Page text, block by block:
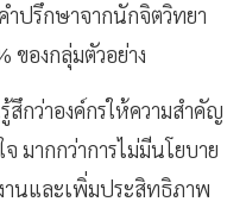
ำปรึกษาจากนักจิตวิทยา
องกลุ่มตัวอย่าง
กว่าองค์กรให้ความสำคัญ
มากกว่าการไม่มีนโยบาย
านและเพิ่มประสิทธิภาพ